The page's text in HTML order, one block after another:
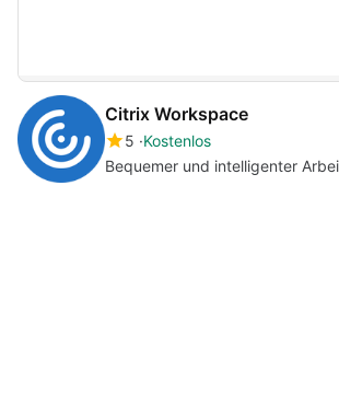
Citrix Workspace
5 Kostenlos
Bequemer und intelligenter